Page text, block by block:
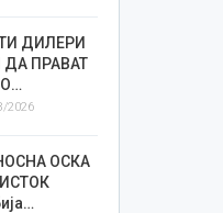
ДИЛЕРИ
ПРАВАТ
2026
ОСКА